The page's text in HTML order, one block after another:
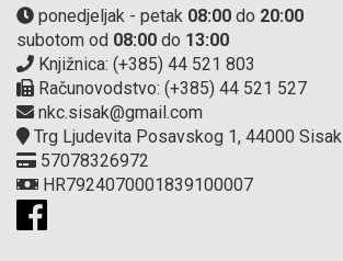
ponedjeljak - petak 08:00 do 20:00
subotom od 08:00 do 13:00
Knjižnica: (+385) 44 521 803
Računovodstvo: (+385) 44 521 527
nkc.sisak@gmail.com
Trg Ljudevita Posavskog 1, 44000 Sisak
57078326972
HR7924070001839100007